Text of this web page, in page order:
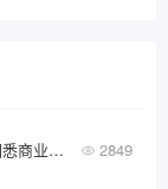
思维模型十八：商业画布-助你洞悉商业秘籍的利器 2849